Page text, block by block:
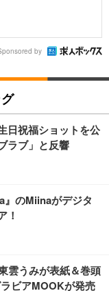
by
日祝福ショットを公
ラブ」と反響
』のMiinaがデジタ
！
雲うみが表紙＆巻頭
ビアMOOKが発売